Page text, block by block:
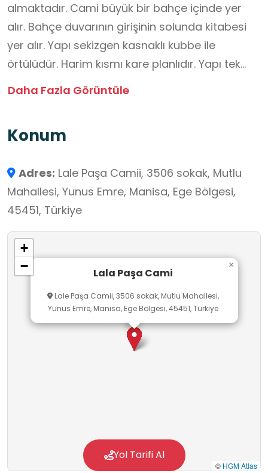
almaktadır. Cami büyük bir bahçe içinde yer
alır. Bahçe duvarının girişinin solunda kitabesi
yer alır. Yapı sekizgen kasnaklı kubbe ile
örtülüdür. Harim kısmı kare planlıdır. Yapı tek
kubbelidir. Kubbeye geçiş elemanı
Daha Fazla Görüntüle
Konum
Adres: Lale Paşa Camii, 3506 sokak, Mutlu
Mahallesi, Yunus Emre, Manisa, Ege Bölgesi,
45451, Türkiye
Lala Paşa Cami
Lale Paşa Camii, 3506 sokak, Mutlu Mahallesi,
Yunus Emre, Manisa, Ege Bölgesi, 45451, Türkiye
×
+
−
© HGM Atlas
Yol Tarifi Al